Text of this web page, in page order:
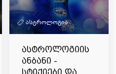
ასტროლოგია
ასტროლოგიის
ანბანი -
სტიქიები და